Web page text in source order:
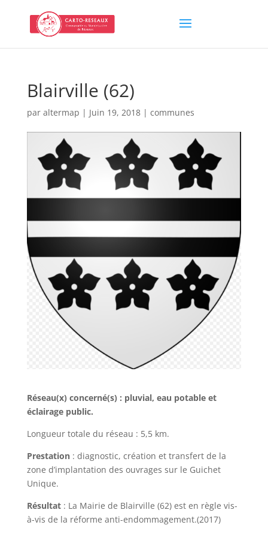
Blairville (62)
par altermap | Juin 19, 2018| communes
Réseau(x) concerné(s) : pluvial, eau potable et
éclairage public.
Longueur totale du réseau : 5,5 km.
Prestation: diagnostic, création et transfert de la
zone d’implantation des ouvrages sur le Guichet
Unique.
Résultat: La Mairie de Blairville (62) est en règle vis-
à-vis de la réforme anti-endommagement.(2017)